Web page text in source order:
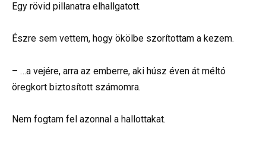
Egy rövid pillanatra elhallgatott.
Észre sem vettem, hogy ökölbe szorítottam a kezem.
– …a vejére, arra az emberre, aki húsz éven át méltó
öregkort biztosított számomra.
Nem fogtam fel azonnal a hallottakat.